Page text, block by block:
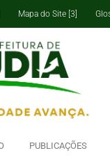
Mapa do Site [3]
PUBLICAÇÕES